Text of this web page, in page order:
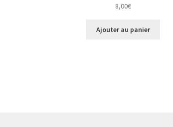
8,00€
Ajouter au panier